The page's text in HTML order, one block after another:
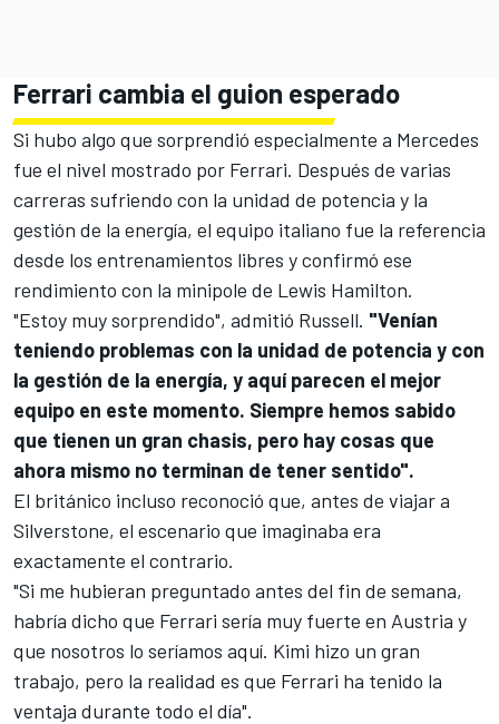
Ferrari cambia el guion esperado
Si hubo algo que sorprendió especialmente a Mercedes
fue el nivel mostrado por Ferrari. Después de varias
carreras sufriendo con la unidad de potencia y la
gestión de la energía, el equipo italiano fue la referencia
desde los entrenamientos libres y confirmó ese
rendimiento con la minipole de Lewis Hamilton.
"Estoy muy sorprendido", admitió Russell. "Venían
teniendo problemas con la unidad de potencia y con
la gestión de la energía, y aquí parecen el mejor
equipo en este momento. Siempre hemos sabido
que tienen un gran chasis, pero hay cosas que
ahora mismo no terminan de tener sentido".
El británico incluso reconoció que, antes de viajar a
Silverstone, el escenario que imaginaba era
exactamente el contrario.
"Si me hubieran preguntado antes del fin de semana,
habría dicho que Ferrari sería muy fuerte en Austria y
que nosotros lo seríamos aquí. Kimi hizo un gran
trabajo, pero la realidad es que Ferrari ha tenido la
ventaja durante todo el día".